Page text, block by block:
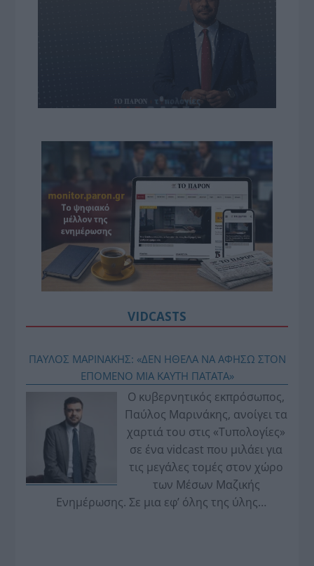
VIDCASTS
ΠΑΥΛΟΣ ΜΑΡΙΝΑΚΗΣ: «ΔΕΝ ΗΘΕΛΑ ΝΑ ΑΦΗΣΩ ΣΤΟΝ
ΕΠΟΜΕΝΟ ΜΙΑ ΚΑΥΤΗ ΠΑΤΑΤΑ»
Ο κυβερνητικός εκπρόσωπος,
Παύλος Μαρινάκης, ανοίγει τα
χαρτιά του στις «Τυπολογίες»
σε ένα vidcast που μιλάει για
τις μεγάλες τομές στον χώρο
των Μέσων Μαζικής
Ενημέρωσης. Σε μια εφ’ όλης της ύλης